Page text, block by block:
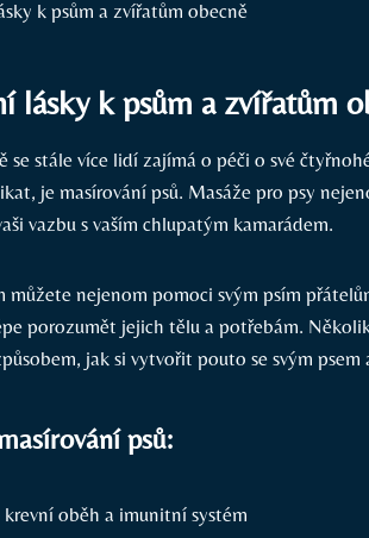
lásky k psům a zvířatům
se stále více lidí zajímá o péči o své
je masírování psů. Masáže pro psy
vazbu s vaším chlupatým kamarádem.
můžete nejenom pomoci svým psím
porozumět jejich tělu a potřebám.
jak si vytvořit pouto se svým
psů:
krevní oběh a imunitní systém